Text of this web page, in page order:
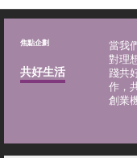
焦點企劃
共好生活
當我
對理
踐共
作，
創業